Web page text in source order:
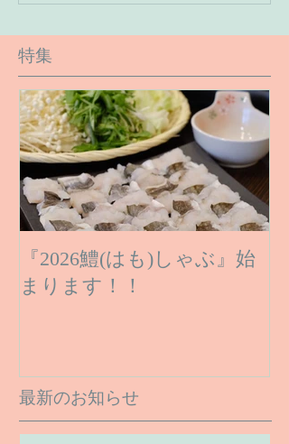
特集
『2026鱧(はも)しゃぶ』始
まります！！
最新のお知らせ